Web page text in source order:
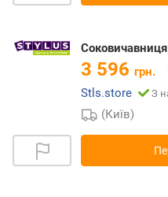
3 596 грн.
Stls.store
З
(Київ)